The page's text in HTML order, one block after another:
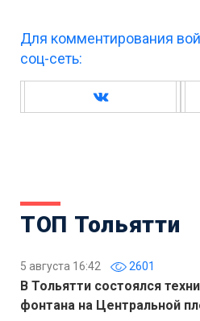
Для комментирования
соц-сеть:
ТОП Тольятти
5 августа 16:42 2601
В Тольятти состоялся
фонтана на Центральной